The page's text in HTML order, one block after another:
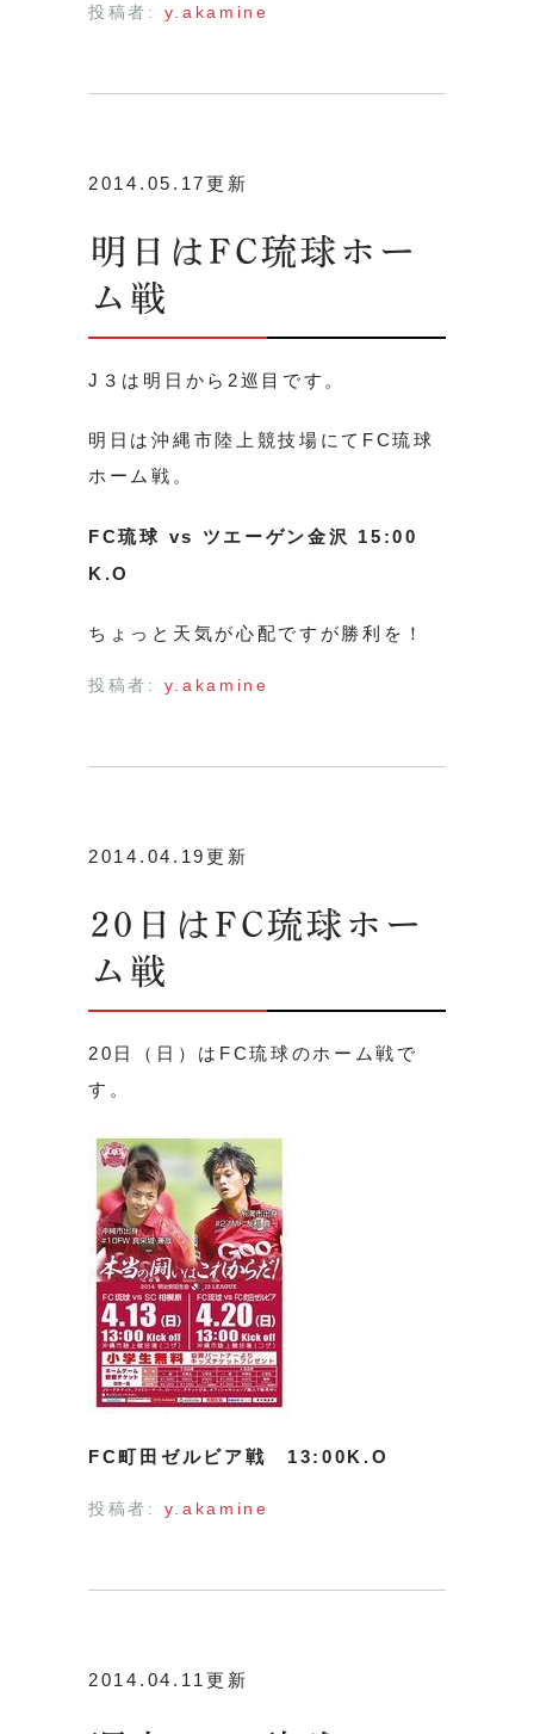
投稿者: y.akamine
2014.05.17更新
明日はFC琉球ホー
ム戦
J３は明日から2巡目です。
明日は沖縄市陸上競技場にてFC琉球
ホーム戦。
FC琉球 vs ツエーゲン金沢 15:00
K.O
ちょっと天気が心配ですが勝利を！
投稿者: y.akamine
2014.04.19更新
20日はFC琉球ホー
ム戦
20日（日）はFC琉球のホーム戦で
す。
FC町田ゼルビア戦 13:00K.O
投稿者: y.akamine
2014.04.11更新